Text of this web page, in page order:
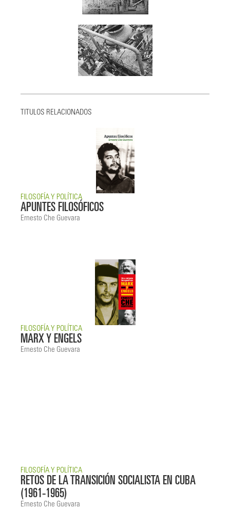
TITULOS RELACIONADOS
FILOSOFÍA Y POLÍTICA
APUNTES FILOSÓFICOS
Ernesto Che Guevara
FILOSOFÍA Y POLÍTICA
MARX Y ENGELS
Ernesto Che Guevara
FILOSOFÍA Y POLÍTICA
RETOS DE LA TRANSICIÓN SOCIALISTA EN CUBA
(1961-1965)
Ernesto Che Guevara